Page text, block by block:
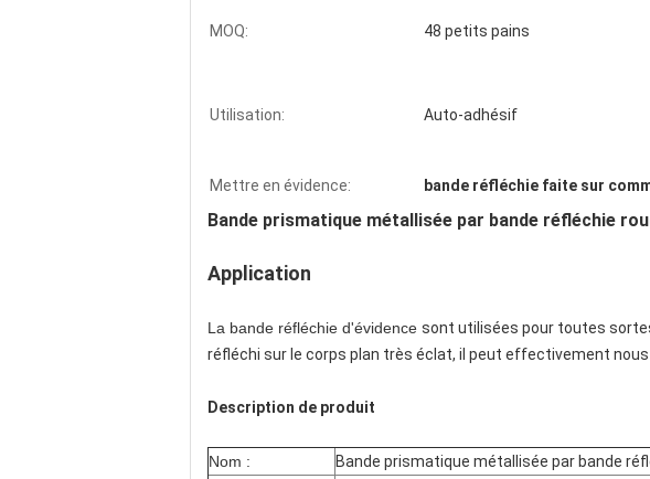
MOQ: 48 petits pains
Utilisation: Auto-adhésif
Mettre en évidence: bande réfléchie faite sur
Bande prismatique métallisée par bande réfléchie
Application
La bande réfléchie d'évidence sont utilisées pour toutes
réfléchi sur le corps plan très éclat, il peut effectivement
Description de produit
Nom :
Bande prismatique métallisée par bande